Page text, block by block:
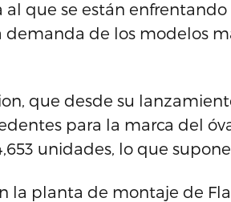
que se están
demanda de los modelos
que desde su
para la marca del
unidades, lo que
la planta de montaje de